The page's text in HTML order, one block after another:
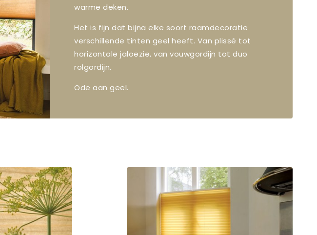
warme deken.
Het is fijn dat bijna elke soort raamdecoratie
verschillende tinten geel heeft. Van plissé tot
horizontale jaloezie, van vouwgordijn tot duo
rolgordijn.
Ode aan geel.